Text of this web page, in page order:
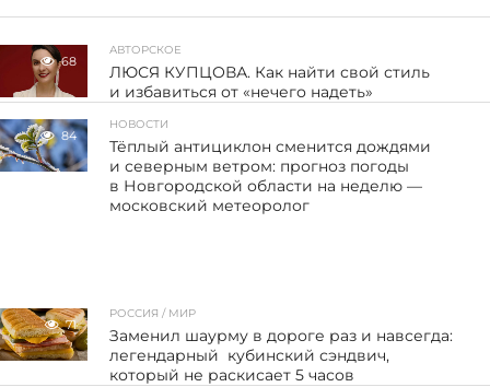
68
АВТОРСКОЕ
ЛЮСЯ КУПЦОВА. Как найти свой стиль
и избавиться от «нечего надеть»
84
НОВОСТИ
Тёплый антициклон сменится дождями
и северным ветром: прогноз погоды
в Новгородской области на неделю —
московский метеоролог
71
РОССИЯ / МИР
Заменил шаурму в дороге раз и навсегда:
легендарный кубинский сэндвич,
который не раскисает 5 часов